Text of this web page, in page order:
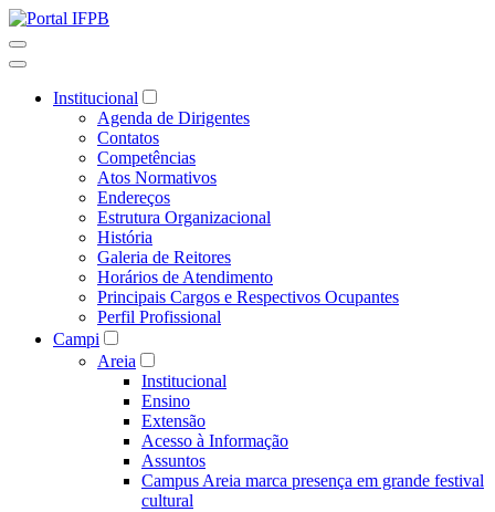
Institucional
Agenda de Dirigentes
Contatos
Competências
Atos Normativos
Endereços
Estrutura Organizacional
História
Galeria de Reitores
Horários de Atendimento
Principais Cargos e Respectivos Ocupantes
Perfil Profissional
Campi
Areia
Institucional
Ensino
Extensão
Acesso à Informação
Assuntos
Campus Areia marca presença em grande festival
cultural